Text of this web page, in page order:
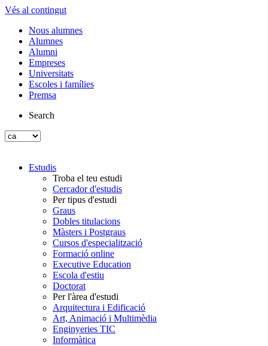
Vés al contingut
Nous alumnes
Alumnes
Alumni
Empreses
Universitats
Escoles i famílies
Premsa
Search
Estudis
Troba el teu estudi
Cercador d'estudis
Per tipus d'estudi
Graus
Dobles titulacions
Màsters i Postgraus
Cursos d'especialització
Formació online
Executive Education
Escola d'estiu
Doctorat
Per l'àrea d'estudi
Arquitectura i Edificació
Art, Animació i Multimèdia
Enginyeries TIC
Informàtica